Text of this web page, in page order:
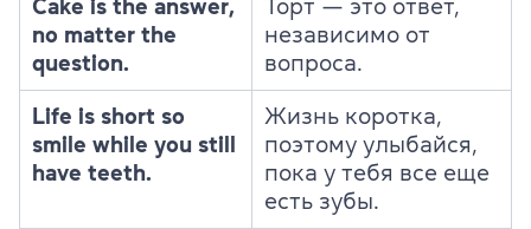
Cake is the answer,
no matter the
question.
Торт — это ответ,
независимо от
вопроса.
Life is short so
smile while you still
have teeth.
Жизнь коротка,
поэтому улыбайся,
пока у тебя все еще
есть зубы.